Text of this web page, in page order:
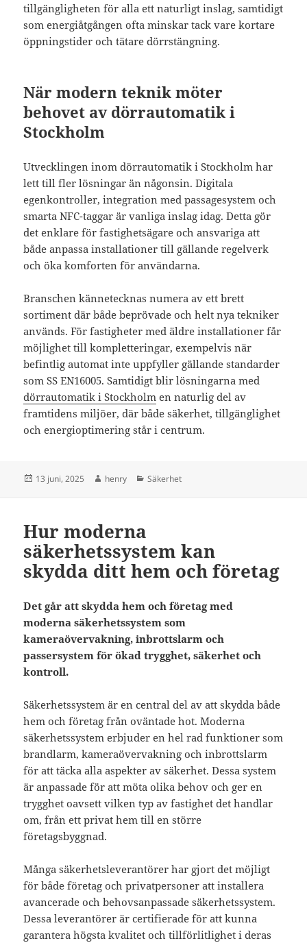
tillgängligheten för alla ett naturligt inslag, samtidigt
som energiåtgången ofta minskar tack vare kortare
öppningstider och tätare dörrstängning.
När modern teknik möter
behovet av dörrautomatik i
Stockholm
Utvecklingen inom dörrautomatik i Stockholm har
lett till fler lösningar än någonsin. Digitala
egenkontroller, integration med passagesystem och
smarta NFC-taggar är vanliga inslag idag. Detta gör
det enklare för fastighetsägare och ansvariga att
både anpassa installationer till gällande regelverk
och öka komforten för användarna.
Branschen kännetecknas numera av ett brett
sortiment där både beprövade och helt nya tekniker
används. För fastigheter med äldre installationer får
möjlighet till kompletteringar, exempelvis när
befintlig automat inte uppfyller gällande standarder
som SS EN16005. Samtidigt blir lösningarna med
dörrautomatik i Stockholm en naturlig del av
framtidens miljöer, där både säkerhet, tillgänglighet
och energioptimering står i centrum.
Postat
13 juni, 2025 Författare
henry Kategorier
Säkerhet
Hur moderna
säkerhetssystem kan
skydda ditt hem och företag
Det går att skydda hem och företag med
moderna säkerhetssystem som
kameraövervakning, inbrottslarm och
passersystem för ökad trygghet, säkerhet och
kontroll.
Säkerhetssystem är en central del av att skydda både
hem och företag från oväntade hot. Moderna
säkerhetssystem erbjuder en hel rad funktioner som
brandlarm, kameraövervakning och inbrottslarm
för att täcka alla aspekter av säkerhet. Dessa system
är anpassade för att möta olika behov och ger en
trygghet oavsett vilken typ av fastighet det handlar
om, från ett privat hem till en större
företagsbyggnad.
Många säkerhetsleverantörer har gjort det möjligt
för både företag och privatpersoner att installera
avancerade och behovsanpassade säkerhetssystem.
Dessa leverantörer är certifierade för att kunna
garantera högsta kvalitet och tillförlitlighet i deras